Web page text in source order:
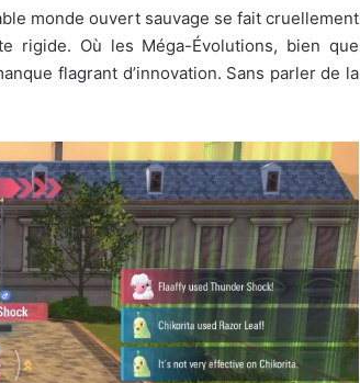
monde ouvert sauvage se fait cruellement
rigide. Où les Méga-Évolutions, bien que
flagrant d’innovation. Sans parler de la